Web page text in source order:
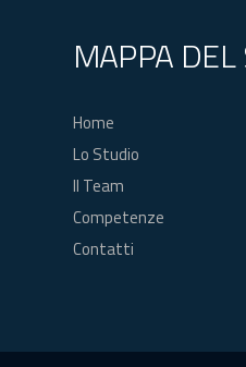
MAPPA DEL
Home
Lo Studio
Il Team
Competenze
Contatti